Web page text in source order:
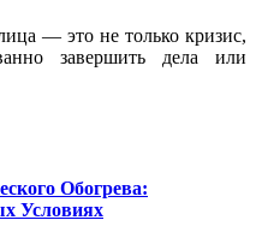
— это не только кризис,
завершить дела или
Обогрева:
Условиях